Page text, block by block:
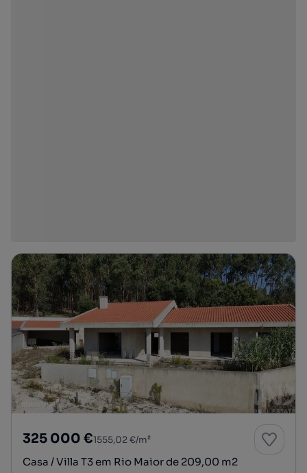
325 000 €1555,02 €/m²
Casa / Villa T3 em Rio Maior de 209,00 m2